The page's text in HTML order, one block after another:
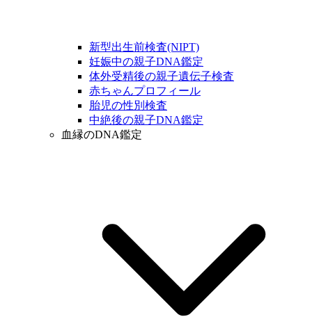
新型出生前検査(NIPT)
妊娠中の親子DNA鑑定
体外受精後の親子遺伝子検査
赤ちゃんプロフィール
胎児の性別検査
中絶後の親子DNA鑑定
血縁のDNA鑑定